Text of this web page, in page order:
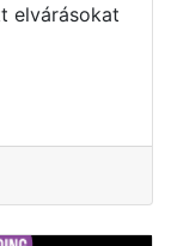
elvárásokat